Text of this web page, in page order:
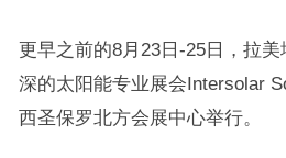
更早之前的8月23日-25日，拉
深的太阳能专业展会Intersolar
西圣保罗北方会展中心举行。